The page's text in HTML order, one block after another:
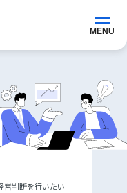
営判断を⾏いたい